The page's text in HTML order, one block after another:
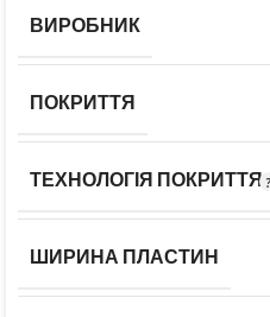
ВИРОБНИК
ПОКРИТТЯ
ТЕХНОЛОГІЯ ПОКРИТТЯ
ШИРИНА ПЛАСТИН